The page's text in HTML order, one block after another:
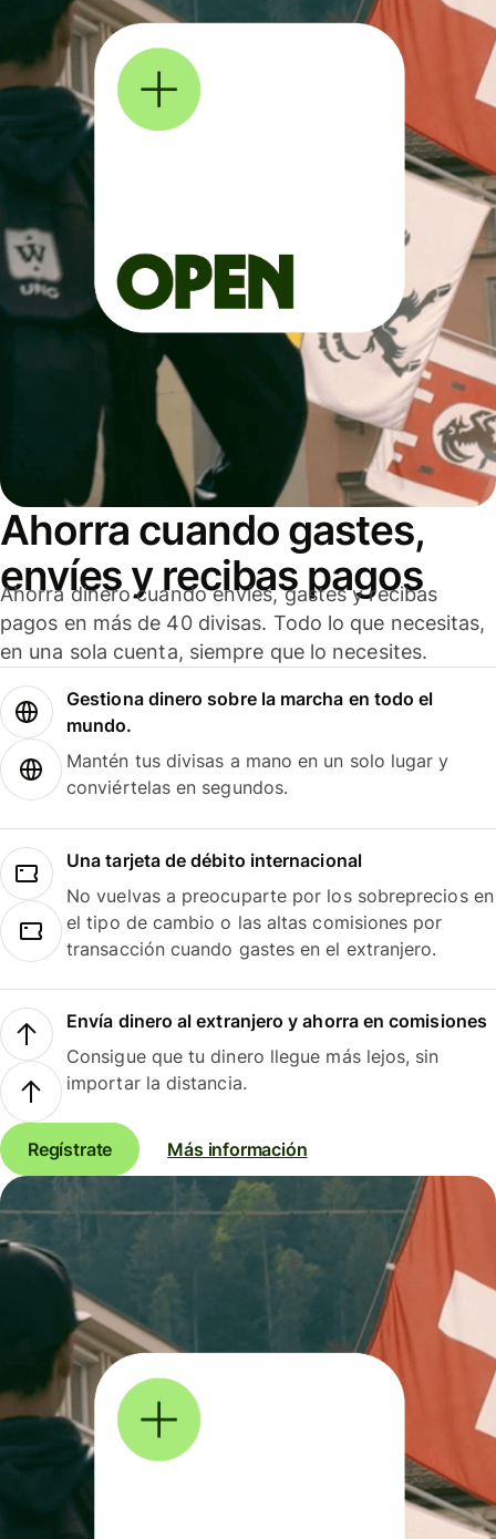
Ahorra cuando gastes,
envíes y recibas pagos
Ahorra dinero cuando envíes, gastes y recibas
pagos en más de 40 divisas. Todo lo que necesitas,
en una sola cuenta, siempre que lo necesites.
Gestiona dinero sobre la marcha en todo el
mundo.
Mantén tus divisas a mano en un solo lugar y
conviértelas en segundos.
Una tarjeta de débito internacional
No vuelvas a preocuparte por los sobreprecios en
el tipo de cambio o las altas comisiones por
transacción cuando gastes en el extranjero.
Envía dinero al extranjero y ahorra en comisiones
Consigue que tu dinero llegue más lejos, sin
importar la distancia.
Regístrate Más información